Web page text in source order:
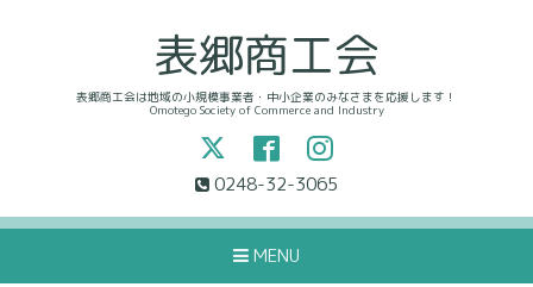
表郷商工会
表郷商工会は地域の小規模事業者・中小企業のみなさまを応援します！
Omotego Society of Commerce and Industry
0248-32-3065
MENU